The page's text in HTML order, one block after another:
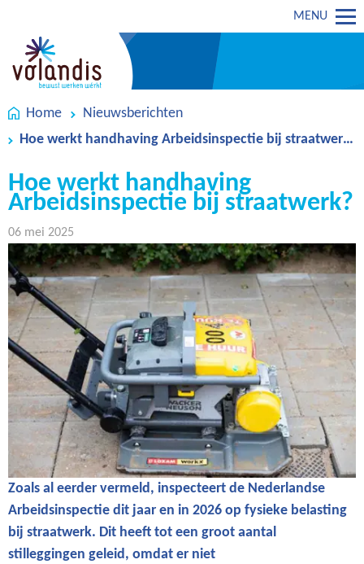
MENU
Home
Nieuwsberichten
Hoe werkt handhaving Arbeidsinspectie bij straatwerk?
Hoe werkt handhaving
Arbeidsinspectie bij straatwerk?
06 mei 2025
Zoals al eerder vermeld, inspecteert de Nederlandse
Arbeidsinspectie dit jaar en in 2026 op fysieke belasting
bij straatwerk. Dit heeft tot een groot aantal
stilleggingen geleid, omdat er niet